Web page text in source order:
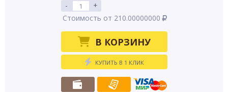
-
+
Стоимость от 210.00000000
В КОРЗИНУ
КУПИТЬ В 1 КЛИК